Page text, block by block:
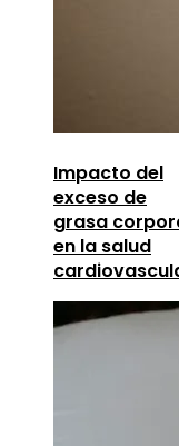
Impacto del
exceso de
grasa
en la salud